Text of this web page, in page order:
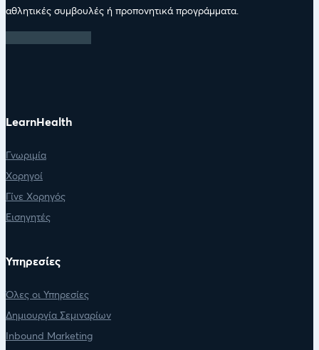
αθλητικές συμβουλές ή προπονητικά προγράμματα.
LearnHealth
Γνωριμία
Χορηγοί
Γίνε Χορηγός
Εισηγητές
Υπηρεσίες
Όλες οι Υπηρεσίες
Δημιουργία Σεμιναρίων
Inbound Marketing